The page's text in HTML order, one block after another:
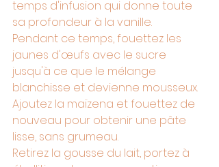
temps d'infusion qui donne toute
sa profondeur à la vanille.
Pendant ce temps, fouettez les
jaunes d'œufs avec le sucre
jusqu'à ce que le mélange
blanchisse et devienne mousseux.
Ajoutez la maïzena et fouettez de
nouveau pour obtenir une pâte
lisse, sans grumeau.
Retirez la gousse du lait, portez à